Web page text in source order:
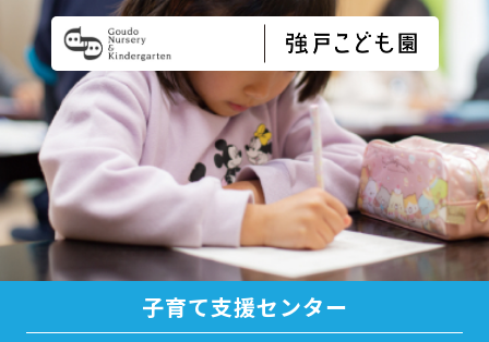
子育て支援センター